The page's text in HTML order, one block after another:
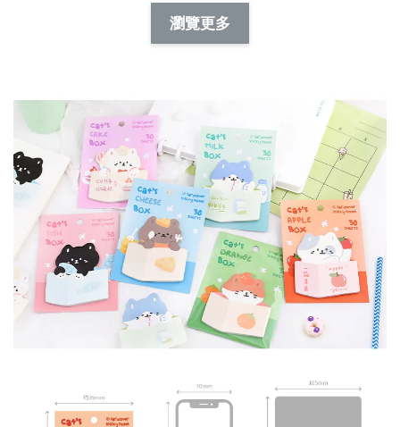
NT$ 19.00
NT$ 66.00
加入購物車
瀏覽更多